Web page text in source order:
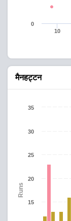
10
0
मैनहट्टन
Runs
15
20
25
30
35